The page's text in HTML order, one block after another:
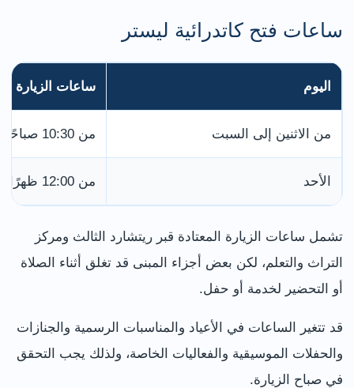
ساعات فتح كاتدرائية ليستر
اليوم ساعات الزيارة
من الاثنين إلى السبت من 10:30 صباحًا حتى 4:30 عصرًا
الأحد من 12:00 ظهرًا حتى 3:00 عصرًا
تشمل ساعات الزيارة المعتادة قبر ريتشارد الثالث ومركز
التراث والتعلم، لكن بعض أجزاء المبنى قد تغلق أثناء الصلاة
أو التحضير لخدمة أو حفل.
قد تتغير الساعات في الأعياد والمناسبات الرسمية والجنازات
والحفلات الموسيقية والفعاليات الخاصة، ولذلك يجب التحقق
في صباح الزيارة.